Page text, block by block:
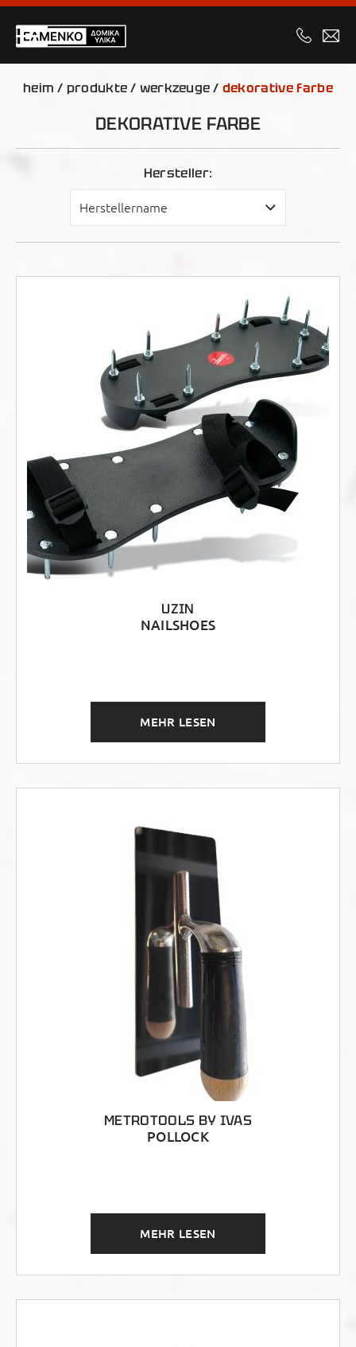
heim / produkte / werkzeuge / dekorative farbe
DEKORATIVE FARBE
Hersteller:
UZIN
NAILSHOES
MEHR LESEN
METROTOOLS BY IVAS
POLLOCK
MEHR LESEN